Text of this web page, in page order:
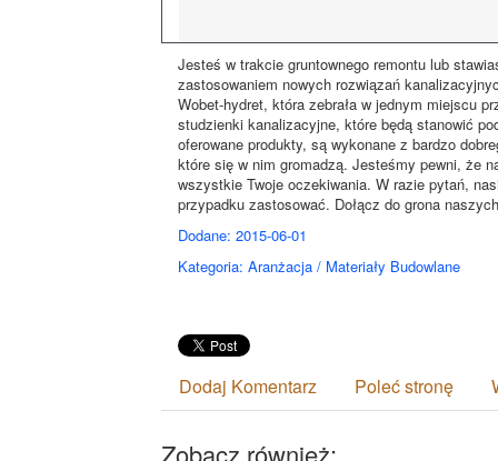
Jesteś w trakcie gruntownego remontu lub
zastosowaniem nowych rozwiązań
Wobet-hydret, która zebrała w jednym miejscu
studzienki kanalizacyjne, które będą stanowić
oferowane produkty, są wykonane z bardzo
które się w nim gromadzą. Jesteśmy pewni, że
wszystkie Twoje oczekiwania. W razie pytań,
przypadku zastosować. Dołącz do grona
Dodane: 2015-06-01
Kategoria: Aranżacja / Materiały Budowlane
Dodaj Komentarz Poleć stronę
Zobacz również: